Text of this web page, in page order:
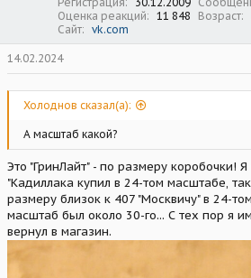
Оценка реакций
11 848 Возраст
Сайт
vk.com
14.02.2024
Холоднов сказал(а):
А масштаб какой?
Это "ГринЛайт" - по размеру коробочки!
"Кадиллака купил в 24-том масштабе,
размеру близок к 407 "Москвичу" в 24-
масштаб был около 30-го... С тех пор я
вернул в магазин.